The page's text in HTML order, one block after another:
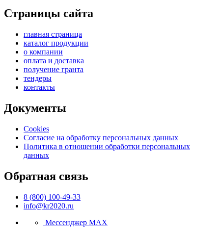
Страницы сайта
главная страница
каталог продукции
о компании
оплата и доставка
получение гранта
тендеры
контакты
Документы
Cookies
Согласие на обработку персональных данных
Политика в отношении обработки персональных
данных
Обратная связь
8 (800) 100-49-33
info@kr2020.ru
Мессенджер MAX